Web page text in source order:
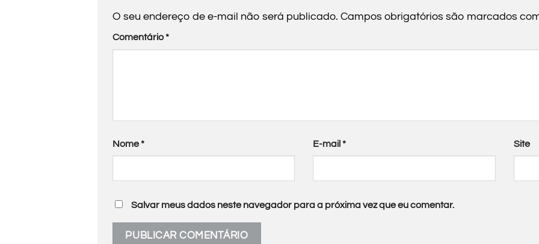
O seu endereço de e-mail não será publicado. Campos obrigatórios são marcados
Comentário*
Nome* E-mail* Site
Salvar meus dados neste navegador para a próxima vez que eu comentar.